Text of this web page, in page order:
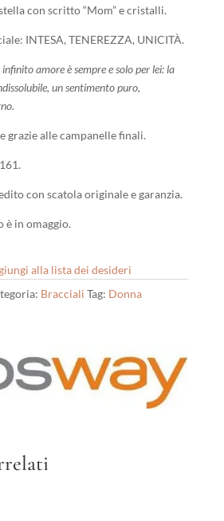
con scritto “Mom” e cristalli.
INTESA, TENEREZZA, UNICITÀ.
amore è sempre e solo per lei: la
un sentimento puro,
grazie alle campanelle finali.
con scatola originale e garanzia.
è in omaggio.
alla lista dei desideri
Bracciali Tag: Donna